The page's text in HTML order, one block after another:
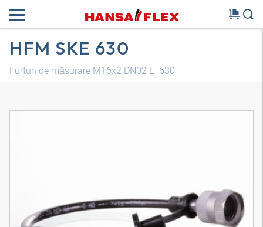
HFM SKE 630
Furtun de măsurare M16x2 DN02 L=630